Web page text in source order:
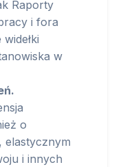
Raporty
i fora
w
o
elastycznym
i innych